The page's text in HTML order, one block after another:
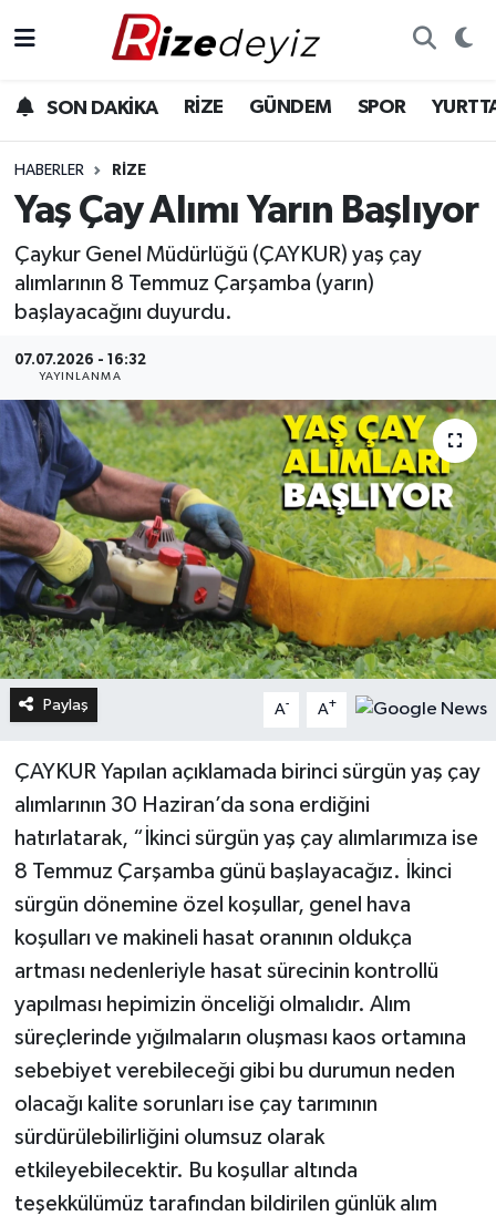
SON DAKİKA RİZE GÜNDEM SPOR
HABERLER RIZE
Yaş Çay Alımı Yarın Başlıyor
Çaykur Genel Müdürlüğü (ÇAYKUR) yaş çay
alımlarının 8 Temmuz Çarşamba (yarın)
başlayacağını duyurdu.
07.07.2026 - 16:32
YAYINLANMA
Paylaş A- A+
ÇAYKUR Yapılan açıklamada birinci sürgün yaş çay
alımlarının 30 Haziran’da sona erdiğini
hatırlatarak, “İkinci sürgün yaş çay alımlarımıza ise
8 Temmuz Çarşamba günü başlayacağız. İkinci
sürgün dönemine özel koşullar, genel hava
koşulları ve makineli hasat oranının oldukça
artması nedenleriyle hasat sürecinin kontrollü
yapılması hepimizin önceliği olmalıdır. Alım
süreçlerinde yığılmaların oluşması kaos ortamına
sebebiyet verebileceği gibi bu durumun neden
olacağı kalite sorunları ise çay tarımının
sürdürülebilirliğini olumsuz olarak
etkileyebilecektir. Bu koşullar altında
teşekkülümüz tarafından bildirilen günlük alım
Gündem
Yurttan Haberler
Ekonomi
Teknoloji
Sağlık
Rize Hava Durumu
Rize Trafik Yoğunluk Haritası
Süper Lig Puan Durumu ve Fikstür
Tüm Manşetler
Son Dakika Haberleri
Haber Arşivi